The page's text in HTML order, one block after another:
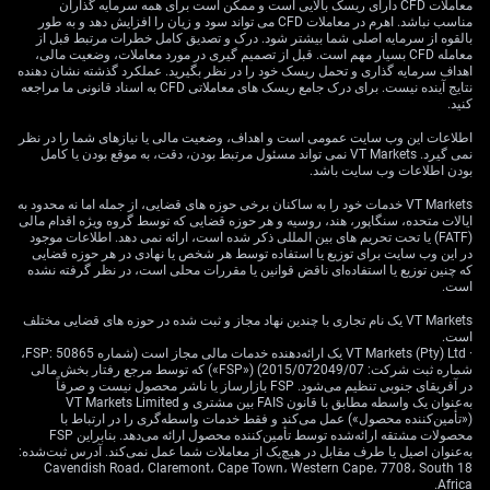
با توجه به این چشم‌انداز، در حال بررسی خرید اختیار فروش
(Put) روی قرارداد آتی WTI سررسید اوت هستیم تا از احتمال
افت قیمت به محدوده میانی 60 دلار بهره‌برداری کنیم. این
استراتژی روشی با ریسکِ تعریف‌شده برای کسب سود در
است. این، یک معامله مستقیم بر مبنای احساسات فعلی بازار
است.
داده‌های موجودی، پایبندی
اوپک‌پلاس و مدیریت نوسان
این دیدگاه نزولی با داده‌های اخیر موجودی از سوی اداره
اطلاعات انرژی (EIA) تقویت می‌شود که موجودی نفت خام را
460.9 میلیون بشکه نشان می‌دهد؛ نزدیک به 4% بالاتر از
میانگین پنج‌ساله. این موضوع نشان می‌دهد بازار هم‌اکنون نیز
از نظر عرضه در وضعیت مناسبی قرار دارد و در نتیجه در
برابر هر خبر مثبت در جبهه ژئوپلیتیک آسیب‌پذیرتر است.
بازاری که با مازاد عرضه مواجه است، ظرفیت کمی برای
معاملات CFD دارای ریسک بالایی است و ممکن است برای همه سرمایه گذاران
مناسب نباشد. اهرم در معاملات CFD می تواند سود و زیان را افزایش دهد و به طور
بالقوه از سرمایه اصلی شما بیشتر شود. درک و تصدیق کامل خطرات مرتبط قبل از
معامله CFD بسیار مهم است. قبل از تصمیم گیری در مورد معاملات، وضعیت مالی،
اهداف سرمایه گذاری و تحمل ریسک خود را در نظر بگیرید. عملکرد گذشته نشان دهنده
نتایج آینده نیست. برای درک جامع ریسک های معاملاتی CFD به اسناد قانونی ما مراجعه
کنید.
اطلاعات این وب سایت عمومی است و اهداف، وضعیت مالی یا نیازهای شما را در نظر
نمی گیرد. VT Markets نمی تواند مسئول مرتبط بودن، دقت، به موقع بودن یا کامل
بودن اطلاعات وب سایت باشد.
VT Markets خدمات خود را به ساکنان برخی حوزه های قضایی، از جمله اما نه محدود به
ایالات متحده، سنگاپور، هند، روسیه و هر حوزه قضایی که توسط گروه ویژه اقدام مالی
(FATF) یا تحت تحریم های بین المللی ذکر شده است، ارائه نمی دهد. اطلاعات موجود
در این وب سایت برای توزیع یا استفاده توسط هر شخص یا نهادی در هر حوزه قضایی
که چنین توزیع یا استفاده‌ای ناقض قوانین یا مقررات محلی است، در نظر گرفته نشده
است.
VT Markets یک نام تجاری با چندین نهاد مجاز و ثبت شده در حوزه های قضایی مختلف
است.
· VT Markets (Pty) Ltd یک ارائه‌دهنده خدمات مالی مجاز است (شماره FSP: 50865،
شماره ثبت شرکت: 2015/072049/07) («FSP») که توسط مرجع رفتار بخش مالی
در آفریقای جنوبی تنظیم می‌شود. FSP بازارساز یا ناشر محصول نیست و صرفاً
به‌عنوان یک واسطه مطابق با قانون FAIS بین مشتری و VT Markets Limited
(«تأمین‌کننده محصول») عمل می‌کند و فقط خدمات واسطه‌گری را در ارتباط با
محصولات مشتقه ارائه‌شده توسط تأمین‌کننده محصول ارائه می‌دهد. بنابراین FSP
به‌عنوان اصیل یا طرف مقابل در هیچ‌یک از معاملات شما عمل نمی‌کند. آدرس ثبت‌شده:
18 Cavendish Road، Claremont، Cape Town، Western Cape، 7708، South
Africa.